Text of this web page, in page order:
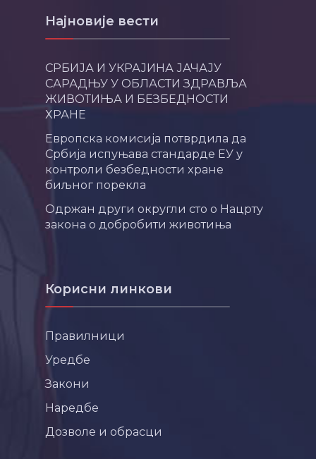
Најновије вести
СРБИЈА И УКРАЈИНА ЈАЧАЈУ
САРАДЊУ У ОБЛАСТИ ЗДРАВЉА
ЖИВОТИЊА И БЕЗБЕДНОСТИ
ХРАНЕ
Европска комисија потврдила да
Србија испуњава стандарде ЕУ у
контроли безбедности хране
биљног порекла
Одржан други округли сто о Нацрту
закона о добробити животиња
Корисни линкови
Правилници
Уредбе
Закони
Наредбе
Дозволе и обрасци